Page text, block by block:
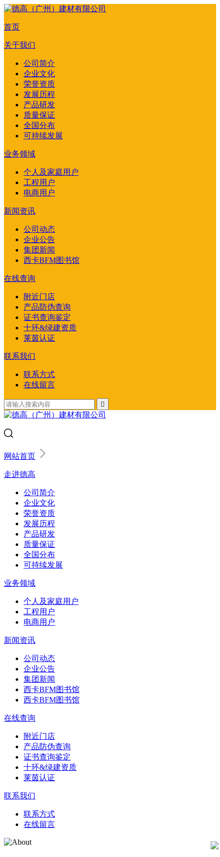
首页
关于我们
公司简介
企业文化
荣誉资质
发展历程
产品研发
质量保证
全国分布
可持续发展
业务领域
个人及家庭用户
工程用户
电商用户
新闻资讯
公司动态
企业公告
集团新闻
西卡BFM图书馆
在线查询
附近门店
产品防伪查询
证书查询鉴定
十环&绿建资质
莱茵认证
联系我们
联系方式
在线留言

网站首页
走进德高
公司简介
企业文化
荣誉资质
发展历程
产品研发
质量保证
全国分布
可持续发展
业务领域
个人及家庭用户
工程用户
电商用户
新闻资讯
公司动态
企业公告
集团新闻
西卡BFM图书馆
西卡BFM图书馆
在线查询
附近门店
产品防伪查询
证书查询鉴定
十环&绿建资质
莱茵认证
联系我们
联系方式
在线留言